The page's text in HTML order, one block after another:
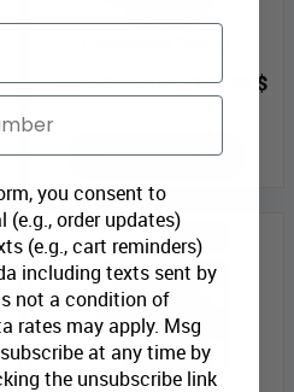
Prix Bloomex: 197,99 $
MAGASINEZ
you consent to
order updates)
(e.g., cart reminders)
including texts sent by
not a condition of
rates may apply. Msg
at any time by
the unsubscribe link